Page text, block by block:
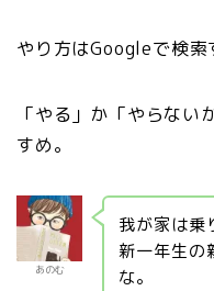
やり方はGoogleで検索
「やる」か「やらない
すめ。
あのむ
我が家は乗
新一年生の
な。